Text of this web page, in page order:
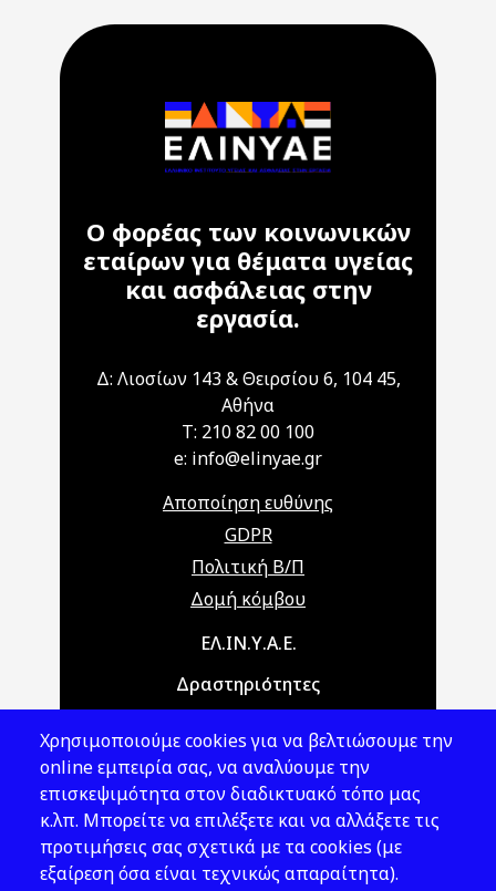
Ο φορέας των κοινωνικών
εταίρων για θέματα υγείας
και ασφάλειας στην
εργασία.
Δ: Λιοσίων 143 & Θειρσίου 6, 104 45,
Αθήνα
T: 210 82 00 100
e: info@elinyae.gr
Αποποίηση ευθύνης
GDPR
Πολιτική Β/Π
Δομή κόμβου
Main navigationΕΛ.ΙΝ.Υ.Α.Ε.
Δραστηριότητες
Νομοθεσία
Εκδόσεις
Νέα - Εκδηλώσεις
Χρησιμοποιούμε cookies για να βελτιώσουμε την
online εμπειρία σας, να αναλύουμε την
επισκεψιμότητα στον διαδικτυακό τόπο μας
κ.λπ. Μπορείτε να επιλέξετε και να αλλάξετε τις
προτιμήσεις σας σχετικά με τα cookies (με
εξαίρεση όσα είναι τεχνικώς απαραίτητα).